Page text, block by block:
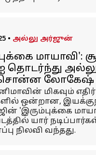
• அல்லு அர்ஜுன்
மாயாவி':
தொடர்ந்து
லோகேஷ்
மிகவும்
ஒன்றான,
'இரும்புக்கை
யார்
நிலவி வந்தது.